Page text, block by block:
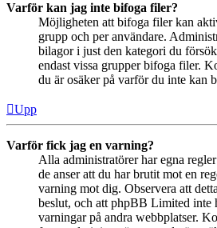
Varför kan jag inte bifoga filer?
Möjligheten att bifoga filer kan
grupp och per användare.
bilagor i just den kategori du
endast vissa grupper bifoga filer.
du är osäker på varför du inte kan
Upp
Varför fick jag en varning?
Alla administratörer har egna
de anser att du har brutit mot en
varning mot dig. Observera att
beslut, och att phpBB Limited inte
varningar på andra webbplatser.